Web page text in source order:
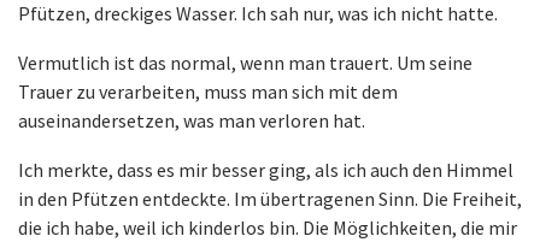
Pfützen, dreckiges Wasser. Ich sah nur, was ich nicht hatte.
Vermutlich ist das normal, wenn man trauert. Um seine
Trauer zu verarbeiten, muss man sich mit dem
auseinandersetzen, was man verloren hat.
Ich merkte, dass es mir besser ging, als ich auch den Himmel
in den Pfützen entdeckte. Im übertragenen Sinn. Die Freiheit,
die ich habe, weil ich kinderlos bin. Die Möglichkeiten, die mir